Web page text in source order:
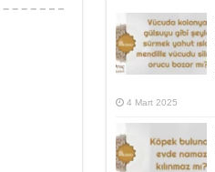
4 Mart 2025